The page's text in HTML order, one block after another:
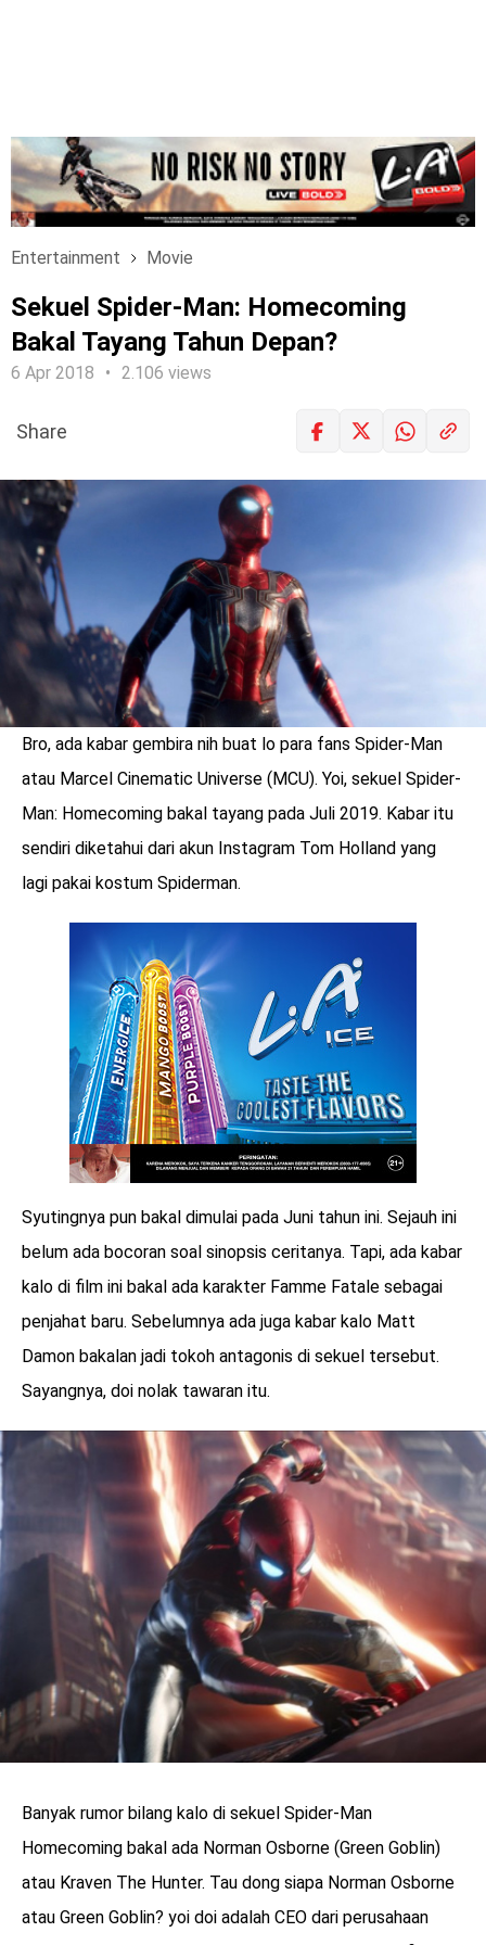
Entertainment Movie
Sekuel Spider-Man: Homecoming
Bakal Tayang Tahun Depan?
6 Apr 2018 2.106 views
menarik
LOGIN
Share
Bro, ada kabar gembira nih buat lo para fans Spider-Man
atau Marcel Cinematic Universe (MCU). Yoi, sekuel Spider-
Man: Homecoming bakal tayang pada Juli 2019. Kabar itu
sendiri diketahui dari akun Instagram Tom Holland yang
lagi pakai kostum Spiderman.
Syutingnya pun bakal dimulai pada Juni tahun ini. Sejauh ini
belum ada bocoran soal sinopsis ceritanya. Tapi, ada kabar
kalo di film ini bakal ada karakter Famme Fatale sebagai
penjahat baru. Sebelumnya ada juga kabar kalo Matt
Damon bakalan jadi tokoh antagonis di sekuel tersebut.
Sayangnya, doi nolak tawaran itu.
Banyak rumor bilang kalo di sekuel Spider-Man
Homecoming bakal ada Norman Osborne (Green Goblin)
atau Kraven The Hunter. Tau dong siapa Norman Osborne
atau Green Goblin? yoi doi adalah CEO dari perusahaan